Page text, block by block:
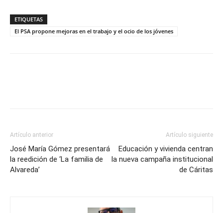
ETIQUETAS
El PSA propone mejoras en el trabajo y el ocio de los jóvenes
Artículo anterior
José María Gómez presentará
la reedición de ‘La familia de
Alvareda’
Artículo siguiente
Educación y vivienda centran
la nueva campaña institucional
de Cáritas